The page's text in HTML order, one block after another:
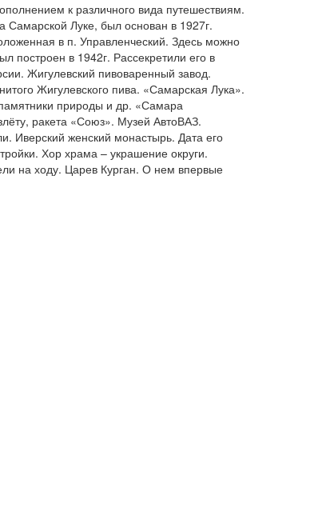
к различного вида путешествиям.
Самарской Луке, был основан в 1927г.
в п. Управленческий. Здесь можно
построен в 1942г. Рассекретили его в
Жигулевский пивоваренный завод.
Жигулевского пива. «Самарская Лука».
природы и др. «Самара
ракета «Союз». Музей АвтоВАЗ.
Иверский женский монастырь. Дата его
Хор храма – украшение округи.
на ходу. Царев Курган. О нем впервые